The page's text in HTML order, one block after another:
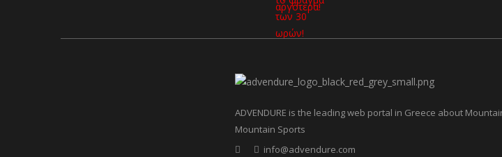
ADVENDURE is the leading web portal in Greece about
Mountain Sports
info@advendure.com